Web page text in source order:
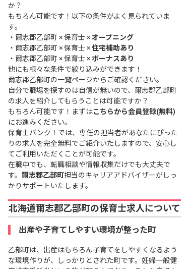
か？
もちろん可能です！以下の条件がよく見られていま
す。
・ 爾志郡乙部町 × 保育士 ×オープニング
・ 爾志郡乙部町 × 保育士 ×住宅補助あり
・ 爾志郡乙部町 × 保育士 ×ボーナスあり
他にも様々な条件で絞り込みができます！
爾志郡乙部町の一覧ページからご確認ください。
自分で職場を探すのは自信が無いので、爾志郡乙部町
の求人を紹介してもらうことは可能ですか？
もちろん可能です！まずはこちらから会員登録(無料)
にお進みください。
保育士バンク！では、専任の担当者があなたにぴった
りの求人を完全無料でご紹介いたしますので、安心し
てご利用いただくことが可能です。
在職中でも、転職相談や情報収集だけでも大丈夫で
す。 爾志郡乙部町担当のキャリアアドバイザーがしっ
かりサポートいたします。
北海道爾志郡乙部町の保育士求人について
出産や子育てしやすい環境が整った町
乙部町は、出産はもちろん子育てをしやすくなるよう
な環境作りが、しっかりとされた町です。妊婦一般健